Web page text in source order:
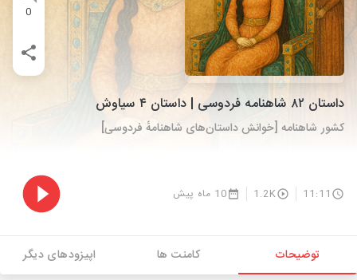
0
داستان ۸۲ شاهنامه فردوسی | داستان ۴ سیاوش
کشور شاهنامه [خوانش داستان‌های شاهنامهٔ فردوسی]
11:11
1.2K 10 ماه پیش
توضیحات کامنت ها اپیزودهای دیگر